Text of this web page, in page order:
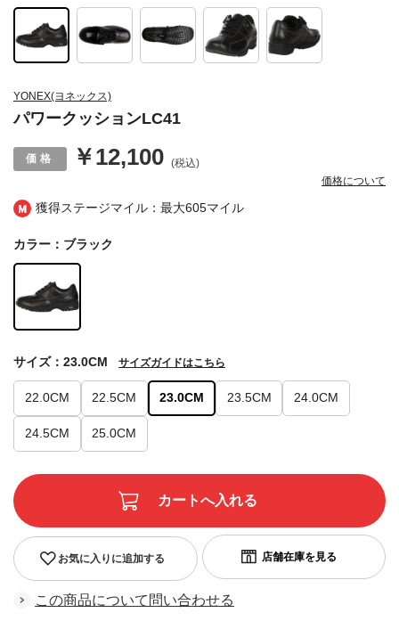
獲得ステージマイル：最大605マイル
YONEX(ヨネックス)
パワークッションLC41
￥12,100 (税込)
価格について
カラー：ブラック
22.0CM 22.5CM 23.0CM 23.5CM 24.0CM
24.5CM 25.0CM
サイズ：23.0CM サイズガイドはこちら
お気に入りに追加する
この商品について問い合わせる